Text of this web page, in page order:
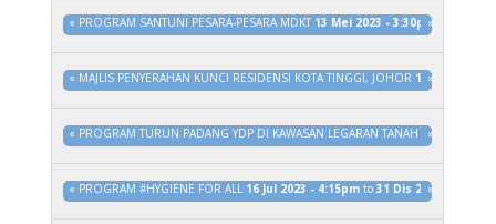
« PROGRAM SANTUNI PESARA-PESARA MDKT 13 Mei 2023 - 3:30pm»
« MAJLIS PENYERAHAN KUNCI RESIDENSI KOTA TINGGI, JOHOR 15 Mei 2023 -
»
« PROGRAM TURUN PADANG YDP DI KAWASAN LEGARAN TANAH PUTIH,
»
« PROGRAM #HYGIENE FOR ALL 16 Jul 2023 - 4:15pm to31 Dis 2023 - 4:15pm
»